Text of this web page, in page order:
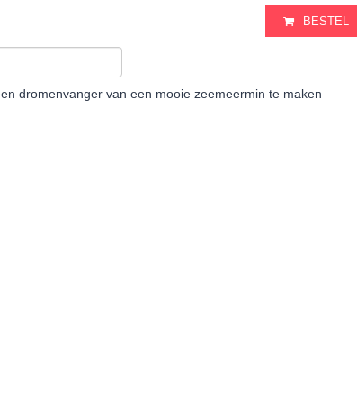
BESTEL
dromenvanger van een mooie zeemeermin te maken